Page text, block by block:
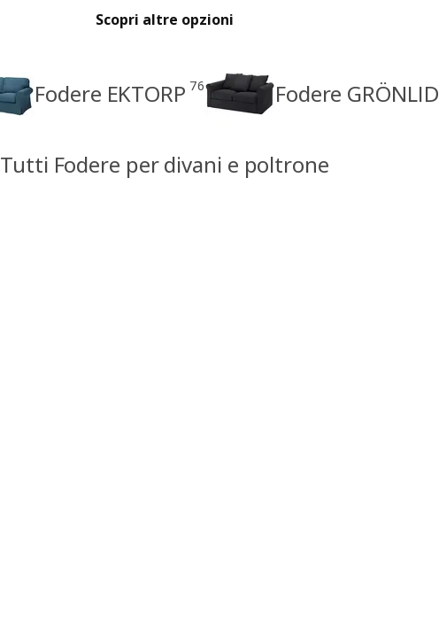
Scopri altre opzioni
Fodere EKTORP 76 Fodere GRÖNLID
Tutti Fodere per divani e poltrone